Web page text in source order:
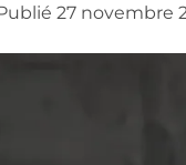
27 novembre